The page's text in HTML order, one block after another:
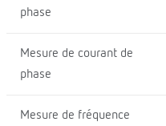
phase
Mesure de courant de
phase
Mesure de fréquence